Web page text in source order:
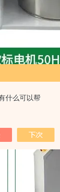
什么可以帮